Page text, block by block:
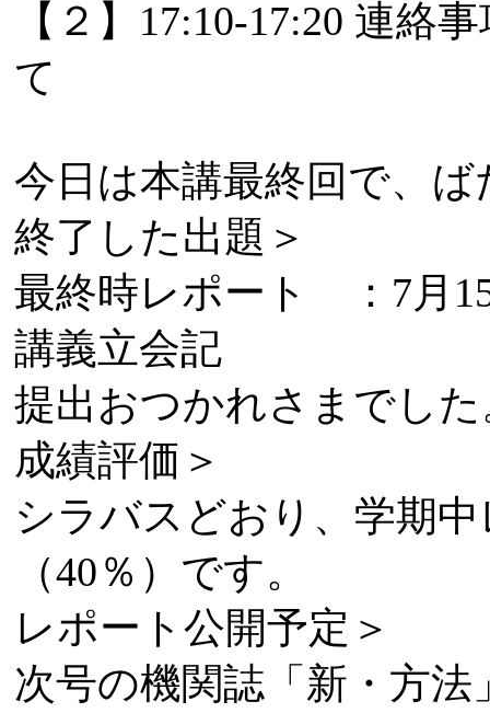
【２】17:10-17:20 連絡
て
今日は本講最終回で、
終了した出題＞
最終時レポート ：7月
講義立会記
提出おつかれさまでした
成績評価＞
シラバスどおり、学期
（40％）です。
レポート公開予定＞
次号の機関誌「新・方法